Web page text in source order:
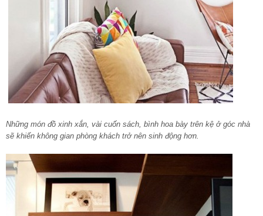
Những món đồ xinh xắn, vài cuốn sách, bình hoa bày trên kệ ở góc nhà
sẽ khiến không gian phòng khách trở nên sinh động hơn.